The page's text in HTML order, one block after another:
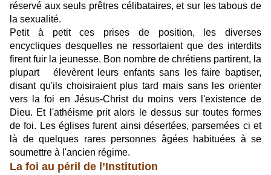
réservé aux seuls prêtres célibataires, et sur les tabous de
la sexualité.
Petit à petit ces prises de position, les diverses
encycliques desquelles ne ressortaient que des interdits
firent fuir la jeunesse. Bon nombre de chrétiens partirent, la
plupart élevèrent leurs enfants sans les faire baptiser,
disant qu'ils choisiraient plus tard mais sans les orienter
vers la foi en Jésus-Christ du moins vers l'existence de
Dieu. Et l'athéisme prit alors le dessus sur toutes formes
de foi. Les églises furent ainsi désertées, parsemées ci et
là de quelques rares personnes âgées habituées à se
soumettre à l'ancien régime.
La foi au péril de l’Institution